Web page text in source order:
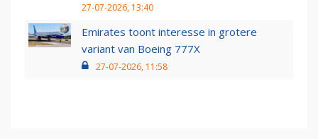
27-07-2026, 13:40
Emirates toont interesse in grotere
variant van Boeing 777X
27-07-2026, 11:58